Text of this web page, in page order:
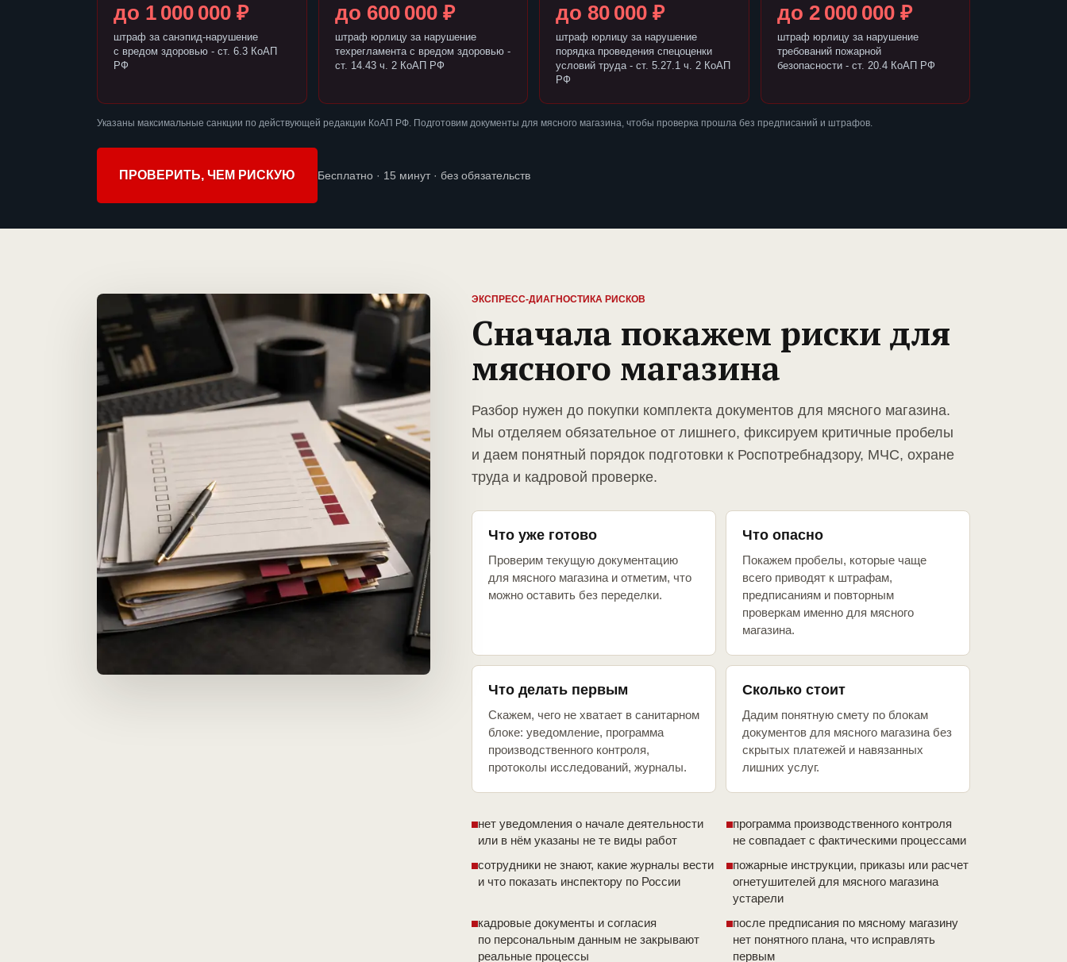
до 1 000 000 ₽
штраф за санэпид-нарушение
с вредом здоровью - ст. 6.3 КоАП
РФ
до 600 000 ₽
штраф юрлицу за нарушение
техрегламента с вредом здоровью -
ст. 14.43 ч. 2 КоАП РФ
до 80 000 ₽
штраф юрлицу за нарушение
порядка проведения спецоценки
условий труда - ст. 5.27.1 ч. 2 КоАП
РФ
до 2 000 000 ₽
штраф юрлицу за нарушение
требований пожарной
безопасности - ст. 20.4 КоАП РФ
Указаны максимальные санкции по действующей редакции КоАП РФ. Подготовим документы для мясного магазина, чтобы проверка прошла без предписаний и штрафов.
ПРОВЕРИТЬ, ЧЕМ РИСКУЮ Бесплатно · 15 минут · без обязательств
ЭКСПРЕСС-ДИАГНОСТИКА РИСКОВ
Сначала покажем риски для
мясного магазина
Разбор нужен до покупки комплекта документов для мясного магазина.
Мы отделяем обязательное от лишнего, фиксируем критичные пробелы
и даем понятный порядок подготовки к Роспотребнадзору, МЧС, охране
труда и кадровой проверке.
Что уже готово
Проверим текущую документацию
для мясного магазина и отметим, что
можно оставить без переделки.
Что опасно
Покажем пробелы, которые чаще
всего приводят к штрафам,
предписаниям и повторным
проверкам именно для мясного
магазина.
Что делать первым
Скажем, чего не хватает в санитарном
блоке: уведомление, программа
производственного контроля,
протоколы исследований, журналы.
Сколько стоит
Дадим понятную смету по блокам
документов для мясного магазина без
скрытых платежей и навязанных
лишних услуг.
нет уведомления о начале деятельности
или в нём указаны не те виды работ
программа производственного контроля
не совпадает с фактическими процессами
сотрудники не знают, какие журналы вести
и что показать инспектору по России
пожарные инструкции, приказы или расчет
огнетушителей для мясного магазина
устарели
кадровые документы и согласия
по персональным данным не закрывают
реальные процессы
после предписания по мясному магазину
нет понятного плана, что исправлять
первым